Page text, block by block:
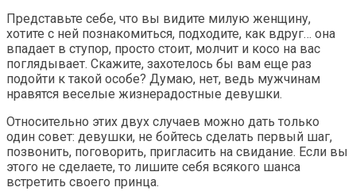
Представьте себе, что вы видите милую женщину,
хотите с ней познакомиться, подходите, как вдруг… она
впадает в ступор, просто стоит, молчит и косо на вас
поглядывает. Скажите, захотелось бы вам еще раз
подойти к такой особе? Думаю, нет, ведь мужчинам
нравятся веселые жизнерадостные девушки.
Относительно этих двух случаев можно дать только
один совет: девушки, не бойтесь сделать первый шаг,
позвонить, поговорить, пригласить на свидание. Если вы
этого не сделаете, то лишите себя всякого шанса
встретить своего принца.